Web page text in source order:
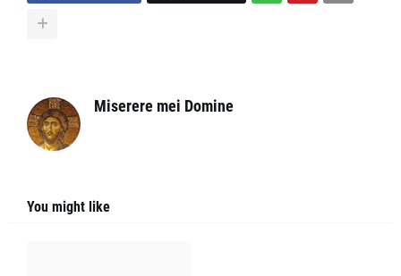
Miserere mei Domine
You might like